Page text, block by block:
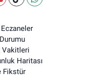
Vakitleri
Haritası
Fikstür